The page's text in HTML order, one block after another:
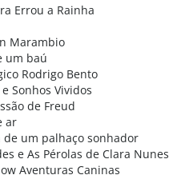
Errou a Rainha
Marambio
um baú
Rodrigo Bento
Sonhos Vividos
de Freud
ar
de um palhaço sonhador
e As Pérolas de Clara Nunes
Aventuras Caninas